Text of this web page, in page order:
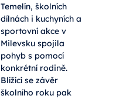
Temelín, školních
dílnách i kuchyních a
sportovní akce v
Milevsku spojila
pohyb s pomocí
konkrétní rodině.
Blížící se závěr
školního roku pak